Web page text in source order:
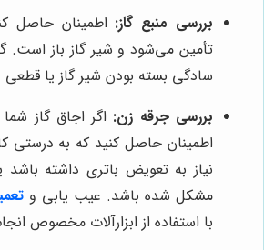
بررسی منبع گاز: اطمینان حاصل
تأمین می‌شود و شیر گاز باز است.
سادگی بسته بودن شیر گاز یا
بررسی جرقه زن: اگر اجاق گاز
اطمینان حاصل کنید که به درستی
نیاز به تعویض باتری داشته
مشکل شده باشد. عیب یابی و
با استفاده از ابزارآلات مخصوص